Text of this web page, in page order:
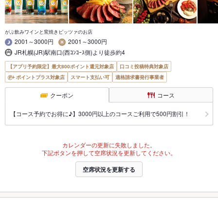
がぶ飲みワインと窯焼きピッツァのお店
2001～3000円
2001～3000円
JR札幌(JR)駅南口(西ｺﾝｺｰｽ側)より徒歩約4
【アプリ予約限定】最大800ポイント還元対象店
口コミ投稿特典対象店
ポイントプラス対象店
スマート支払い可 適格請求書発行事業者
クーポン コース
【コース予約でお得に♪】3000円以上のコースご利用で500円割引！
カレンダーの更新に失敗しました。
下記ボタンを押して空席状況を更新してください。
空席状況を更新する